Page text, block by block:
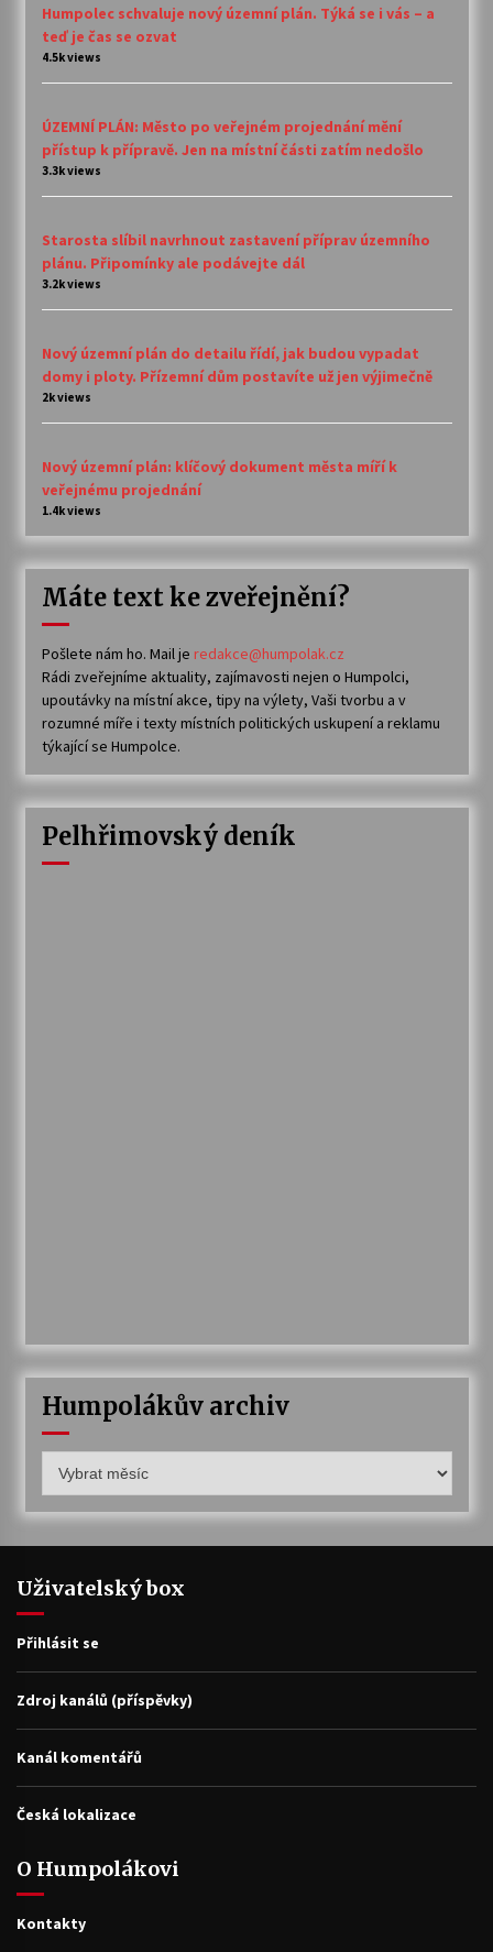
Humpolec schvaluje nový územní plán. Týká se i vás – a
teď je čas se ozvat
4.5k views
ÚZEMNÍ PLÁN: Město po veřejném projednání mění
přístup k přípravě. Jen na místní části zatím nedošlo
3.3k views
Starosta slíbil navrhnout zastavení příprav územního
plánu. Připomínky ale podávejte dál
3.2k views
Nový územní plán do detailu řídí, jak budou vypadat
domy i ploty. Přízemní dům postavíte už jen výjimečně
2k views
Nový územní plán: klíčový dokument města míří k
veřejnému projednání
1.4k views
Máte text ke zveřejnění?
Pošlete nám ho. Mail je redakce@humpolak.cz
Rádi zveřejníme aktuality, zajímavosti nejen o Humpolci,
upoutávky na místní akce, tipy na výlety, Vaši tvorbu a v
rozumné míře i texty místních politických uskupení a reklamu
týkající se Humpolce.
Pelhřimovský deník
Humpolákův archiv
archiv
Uživatelský box
Přihlásit se
Zdroj kanálů (příspěvky)
Kanál komentářů
Česká lokalizace
O Humpolákovi
Kontakty